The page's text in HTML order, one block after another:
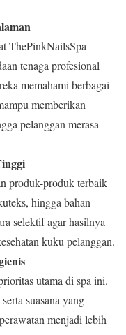
ThePinkNailsSpa
tenaga profesional
memahami berbagai
memberikan
pelanggan merasa
produk-produk terbaik
hingga bahan
selektif agar hasilnya
kuku pelanggan.
utama di spa ini.
suasana yang
menjadi lebih